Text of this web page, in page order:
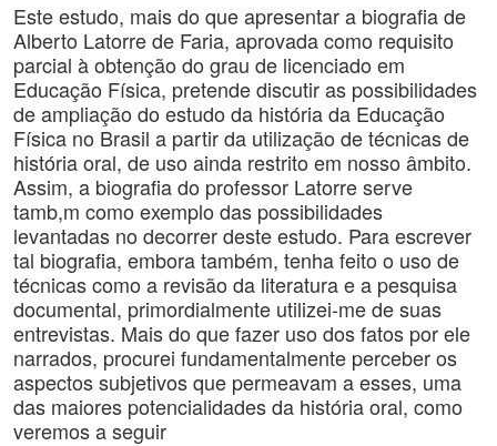
Este estudo, mais do que apresentar a biografia de
Alberto Latorre de Faria, aprovada como requisito
parcial à obtenção do grau de licenciado em
Educação Física, pretende discutir as possibilidades
de ampliação do estudo da história da Educação
Física no Brasil a partir da utilização de técnicas de
história oral, de uso ainda restrito em nosso âmbito.
Assim, a biografia do professor Latorre serve
tamb,m como exemplo das possibilidades
levantadas no decorrer deste estudo. Para escrever
tal biografia, embora também, tenha feito o uso de
técnicas como a revisão da literatura e a pesquisa
documental, primordialmente utilizei-me de suas
entrevistas. Mais do que fazer uso dos fatos por ele
narrados, procurei fundamentalmente perceber os
aspectos subjetivos que permeavam a esses, uma
das maiores potencialidades da história oral, como
veremos a seguir